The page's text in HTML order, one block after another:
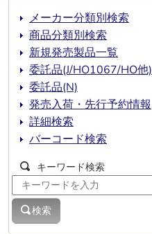
メーカー分類別検索
商品分類別検索
新規発売製品一覧
委託品(J/HO1067/HO他)
委託品(N)
発売入荷・先行予約情報
詳細検索
バーコード検索
キーワード検索
検索